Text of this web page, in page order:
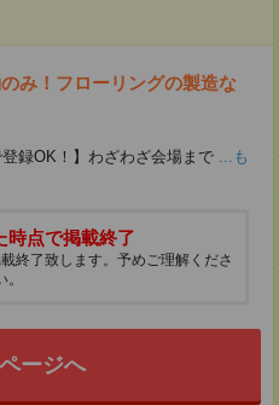
み！フローリングの製造な
録OK！】わざわざ会場まで ...も
時点で掲載終了
終了致します。予めご理解くださ
。
ージへ